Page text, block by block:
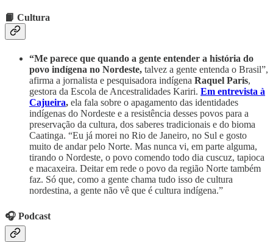
📙 Cultura
“Me parece que quando a gente entender a história do
povo indígena no Nordeste, talvez a gente entenda o Brasil”,
afirma a jornalista e pesquisadora indígena Raquel Paris,
gestora da Escola de Ancestralidades Kariri. Em entrevista à
Cajueira, ela fala sobre o apagamento das identidades
indígenas do Nordeste e a resistência desses povos para a
preservação da cultura, dos saberes tradicionais e do bioma
Caatinga. “Eu já morei no Rio de Janeiro, no Sul e gosto
muito de andar pelo Norte. Mas nunca vi, em parte alguma,
tirando o Nordeste, o povo comendo todo dia cuscuz, tapioca
e macaxeira. Deitar em rede o povo da região Norte também
faz. Só que, como a gente chama tudo isso de cultura
nordestina, a gente não vê que é cultura indígena.”
🎧 Podcast